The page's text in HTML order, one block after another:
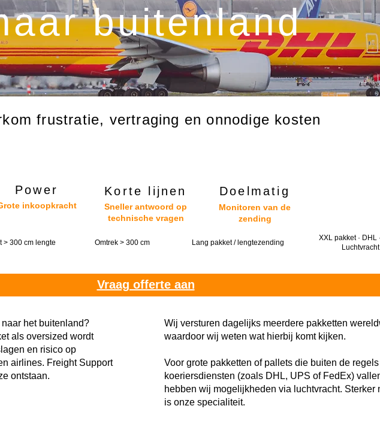
buitenland
frustratie, vertraging en onnodige kosten
inkoopkracht
Power
Sneller antwoord op
technische vragen
Korte lijnen Doelmatig
Monitoren van de
zending
> 300 cm lengte Omtrek > 300 cm Lang pakket / lengtezending
XXL pakket · DHL
Luchtvracht
Vraag offerte aan
het buitenland?
als oversized wordt
en risico op
airlines. Freight Support
ontstaan.
Wij versturen dagelijks meerdere pakketten
waardoor wij weten wat hierbij komt kijken.
Voor grote pakketten of pallets die buiten de
koeriersdiensten (zoals DHL, UPS of FedEx)
hebben wij mogelijkheden via luchtvracht. Sterker
is onze specialiteit.